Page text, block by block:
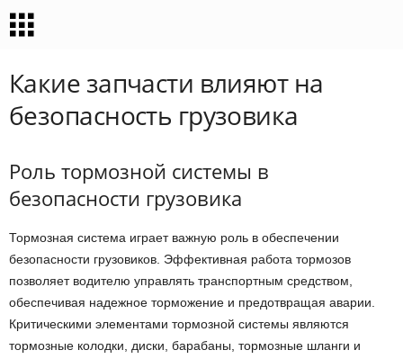
Какие запчасти влияют на
безопасность грузовика
Роль тормозной системы в
безопасности грузовика
Тормозная система играет важную роль в обеспечении
безопасности грузовиков. Эффективная работа тормозов
позволяет водителю управлять транспортным средством,
обеспечивая надежное торможение и предотвращая аварии.
Критическими элементами тормозной системы являются
тормозные колодки, диски, барабаны, тормозные шланги и